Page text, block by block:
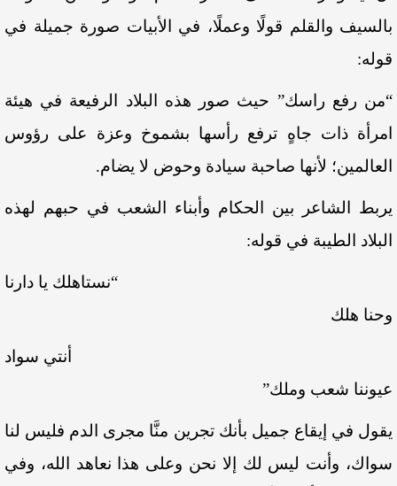
بالسيف والقلم قولًا وعملًا، في الأبيات صورة جميلة في
قوله:
“من رفع راسك” حيث صور هذه البلاد الرفيعة في هيئة
امرأة ذات جاهٍ ترفع رأسها بشموخ وعزة على رؤوس
العالمين؛ لأنها صاحبة سيادة وحوض لا يضام.
يربط الشاعر بين الحكام وأبناء الشعب في حبهم لهذه
البلاد الطيبة في قوله:
“نستاهلك يا دارنا
وحنا هلك
أنتي سواد
عيوننا شعب وملك”
يقول في إيقاع جميل بأنك تجرين منَّا مجرى الدم فليس لنا
سواك، وأنت ليس لك إلا نحن وعلى هذا نعاهد الله، وفي